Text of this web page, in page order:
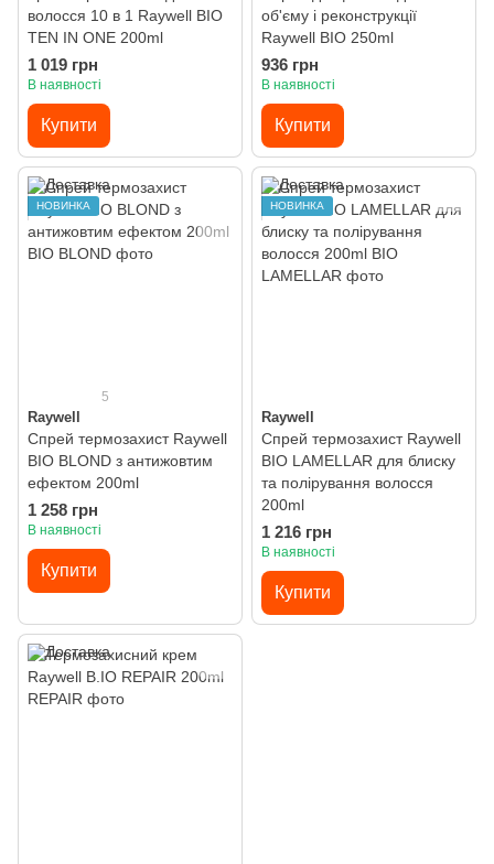
волосся 10 в 1 Raywell BIO
TEN IN ONE 200ml
1 019 грн
В наявності
Купити
об'єму і реконструкції
Raywell BIO 250ml
936 грн
В наявності
Купити
НОВИНКА
5
Raywell
Спрей термозахист Raywell
BIO BLOND з антижовтим
ефектом 200ml
1 258 грн
В наявності
Купити
НОВИНКА
Raywell
Спрей термозахист Raywell
BIO LAMELLAR для блиску
та полірування волосся
200ml
1 216 грн
В наявності
Купити